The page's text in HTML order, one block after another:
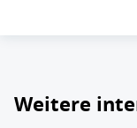
Weitere